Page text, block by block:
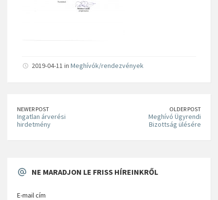
2019-04-11 in Meghívók/rendezvények
NEWER POST
Ingatlan árverési
hirdetmény
OLDER POST
Meghívó Ügyrendi
Bizottság ülésére
NE MARADJON LE FRISS HÍREINKRŐL
E-mail cím